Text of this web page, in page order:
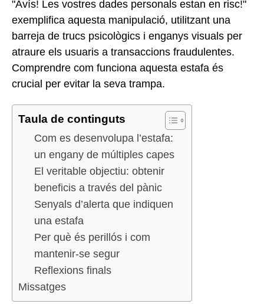
"Avís! Les vostres dades personals estan en risc!"
exemplifica aquesta manipulació, utilitzant una
barreja de trucs psicològics i enganys visuals per
atraure els usuaris a transaccions fraudulentes.
Comprendre com funciona aquesta estafa és
crucial per evitar la seva trampa.
Taula de continguts
Com es desenvolupa l’estafa:
un engany de múltiples capes
El veritable objectiu: obtenir
beneficis a través del pànic
Senyals d’alerta que indiquen
una estafa
Per què és perillós i com
mantenir-se segur
Reflexions finals
Missatges